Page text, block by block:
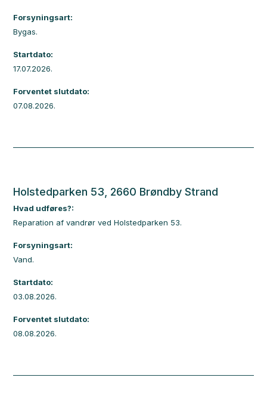
Forsyningsart:
Bygas.
Startdato:
17.07.2026.
Forventet slutdato:
07.08.2026.
Holstedparken 53, 2660 Brøndby Strand
Hvad udføres?:
Reparation af vandrør ved Holstedparken 53.
Forsyningsart:
Vand.
Startdato:
03.08.2026.
Forventet slutdato:
08.08.2026.